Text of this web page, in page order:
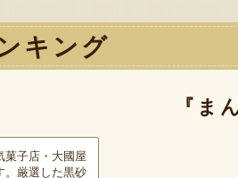
キング
『ま
菓子店・大國屋
。厳選した黒砂